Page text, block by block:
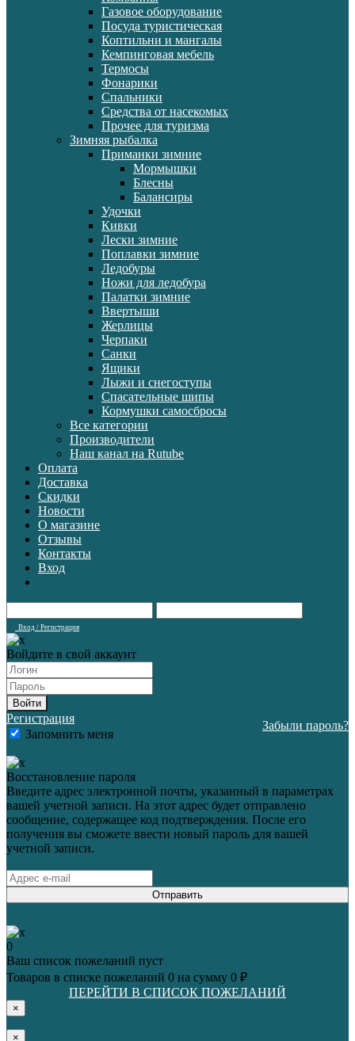
Газовое оборудование
Посуда туристическая
Коптильни и мангалы
Кемпинговая мебель
Термосы
Фонарики
Спальники
Средства от насекомых
Прочее для туризма
Зимняя рыбалка
Приманки зимние
Мормышки
Блесны
Балансиры
Удочки
Кивки
Лески зимние
Поплавки зимние
Ледобуры
Ножи для ледобура
Палатки зимние
Ввертыши
Жерлицы
Черпаки
Санки
Ящики
Лыжи и снегоступы
Спасательные шипы
Кормушки самосбросы
Все категории
Производители
Наш канал на Rutube
Оплата
Доставка
Скидки
Новости
О магазине
Отзывы
Контакты
Вход
Вход / Регистрация
Войдите в свой аккаунт
Войти
Регистрация
Запомнить меня
Забыли пароль?
Восстановление пароля
Введите адрес электронной почты, указанный в параметрах
вашей учетной записи. На этот адрес будет отправлено
сообщение, содержащее код подтверждения. После его
получения вы сможете ввести новый пароль для вашей
учетной записи.
Отправить
0
Ваш список пожеланий пуст
Товаров в списке пожеланий 0 на сумму 0 ₽
ПЕРЕЙТИ В СПИСОК ПОЖЕЛАНИЙ
×
×